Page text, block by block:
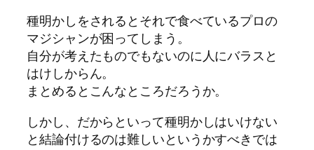
種明かしをされるとそれで食べているプロの
マジシャンが困ってしまう。
自分が考えたものでもないのに人にバラスと
はけしからん。
まとめるとこんなところだろうか。
しかし、だからといって種明かしはいけない
と結論付けるのは難しいというかすべきでは